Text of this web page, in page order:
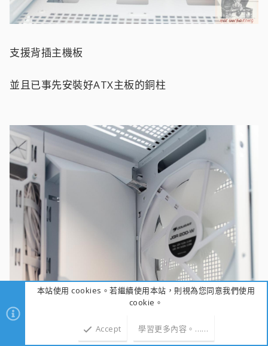
支援背插主機板
並且已事先安裝好ATX主板的銅柱
本站使用 cookies。若繼續使用本站，則視為您同意我們使用
cookie。
Accept 學習更多內容。……